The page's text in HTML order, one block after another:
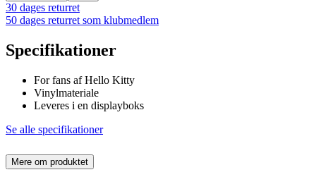
30 dages returret
50 dages returret som klubmedlem
Specifikationer
For fans af Hello Kitty
Vinylmateriale
Leveres i en displayboks
Se alle specifikationer
Mere om produktet